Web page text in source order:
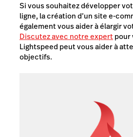
Si vous souhaitez développer
ligne, la création d’un site e-
également vous aider à élargir
Discutez avec notre expertpour
Lightspeed peut vous aider à
objectifs.